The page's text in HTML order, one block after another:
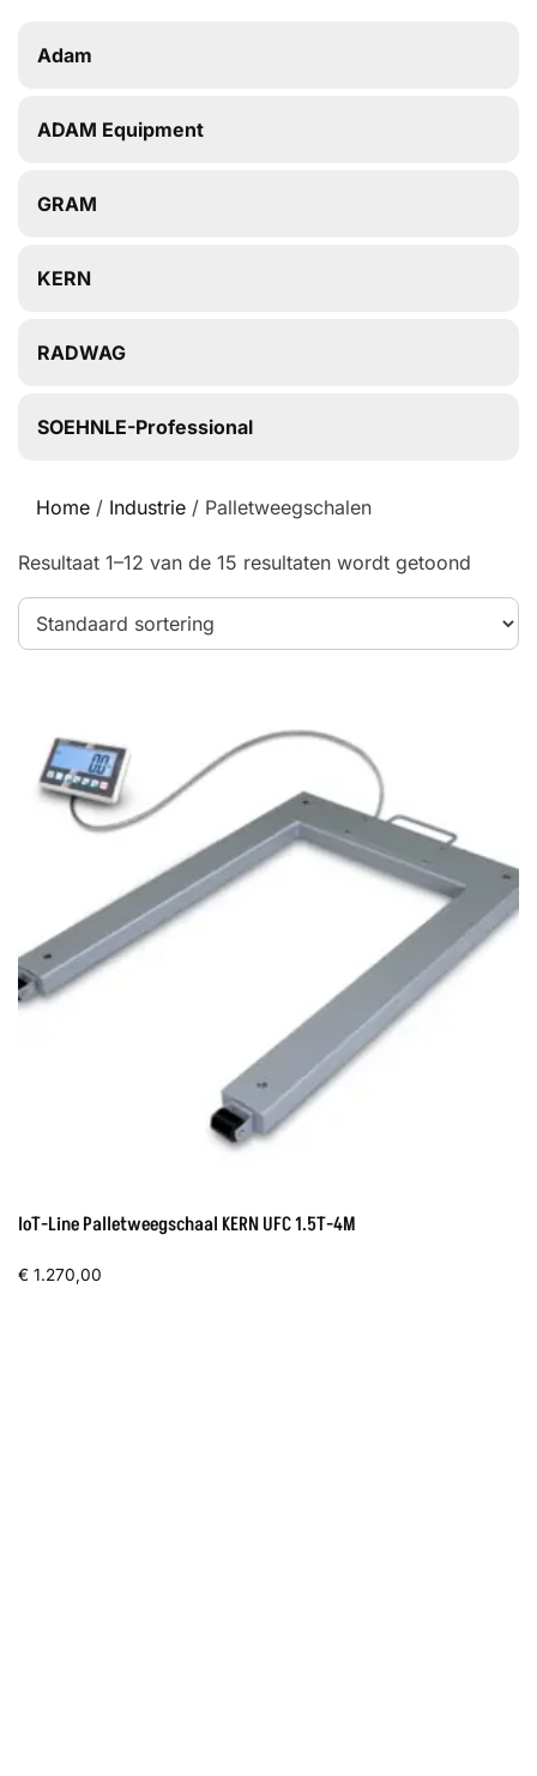
Home / Industrie / Palletweegschalen
Resultaat 1–12 van de 15 resultaten wordt getoond
IoT-Line Palletweegschaal KERN UFC 1.5T-4M
€ 1.270,00
Adam
ADAM Equipment
GRAM
KERN
RADWAG
SOEHNLE-Professional